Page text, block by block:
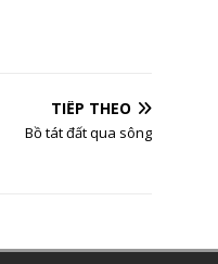
TIẾP THEO
Bồ tát đất qua sông